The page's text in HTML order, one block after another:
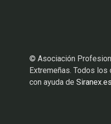
© Asociación
Extremeñas. Todos
con ayuda de Siranex.es